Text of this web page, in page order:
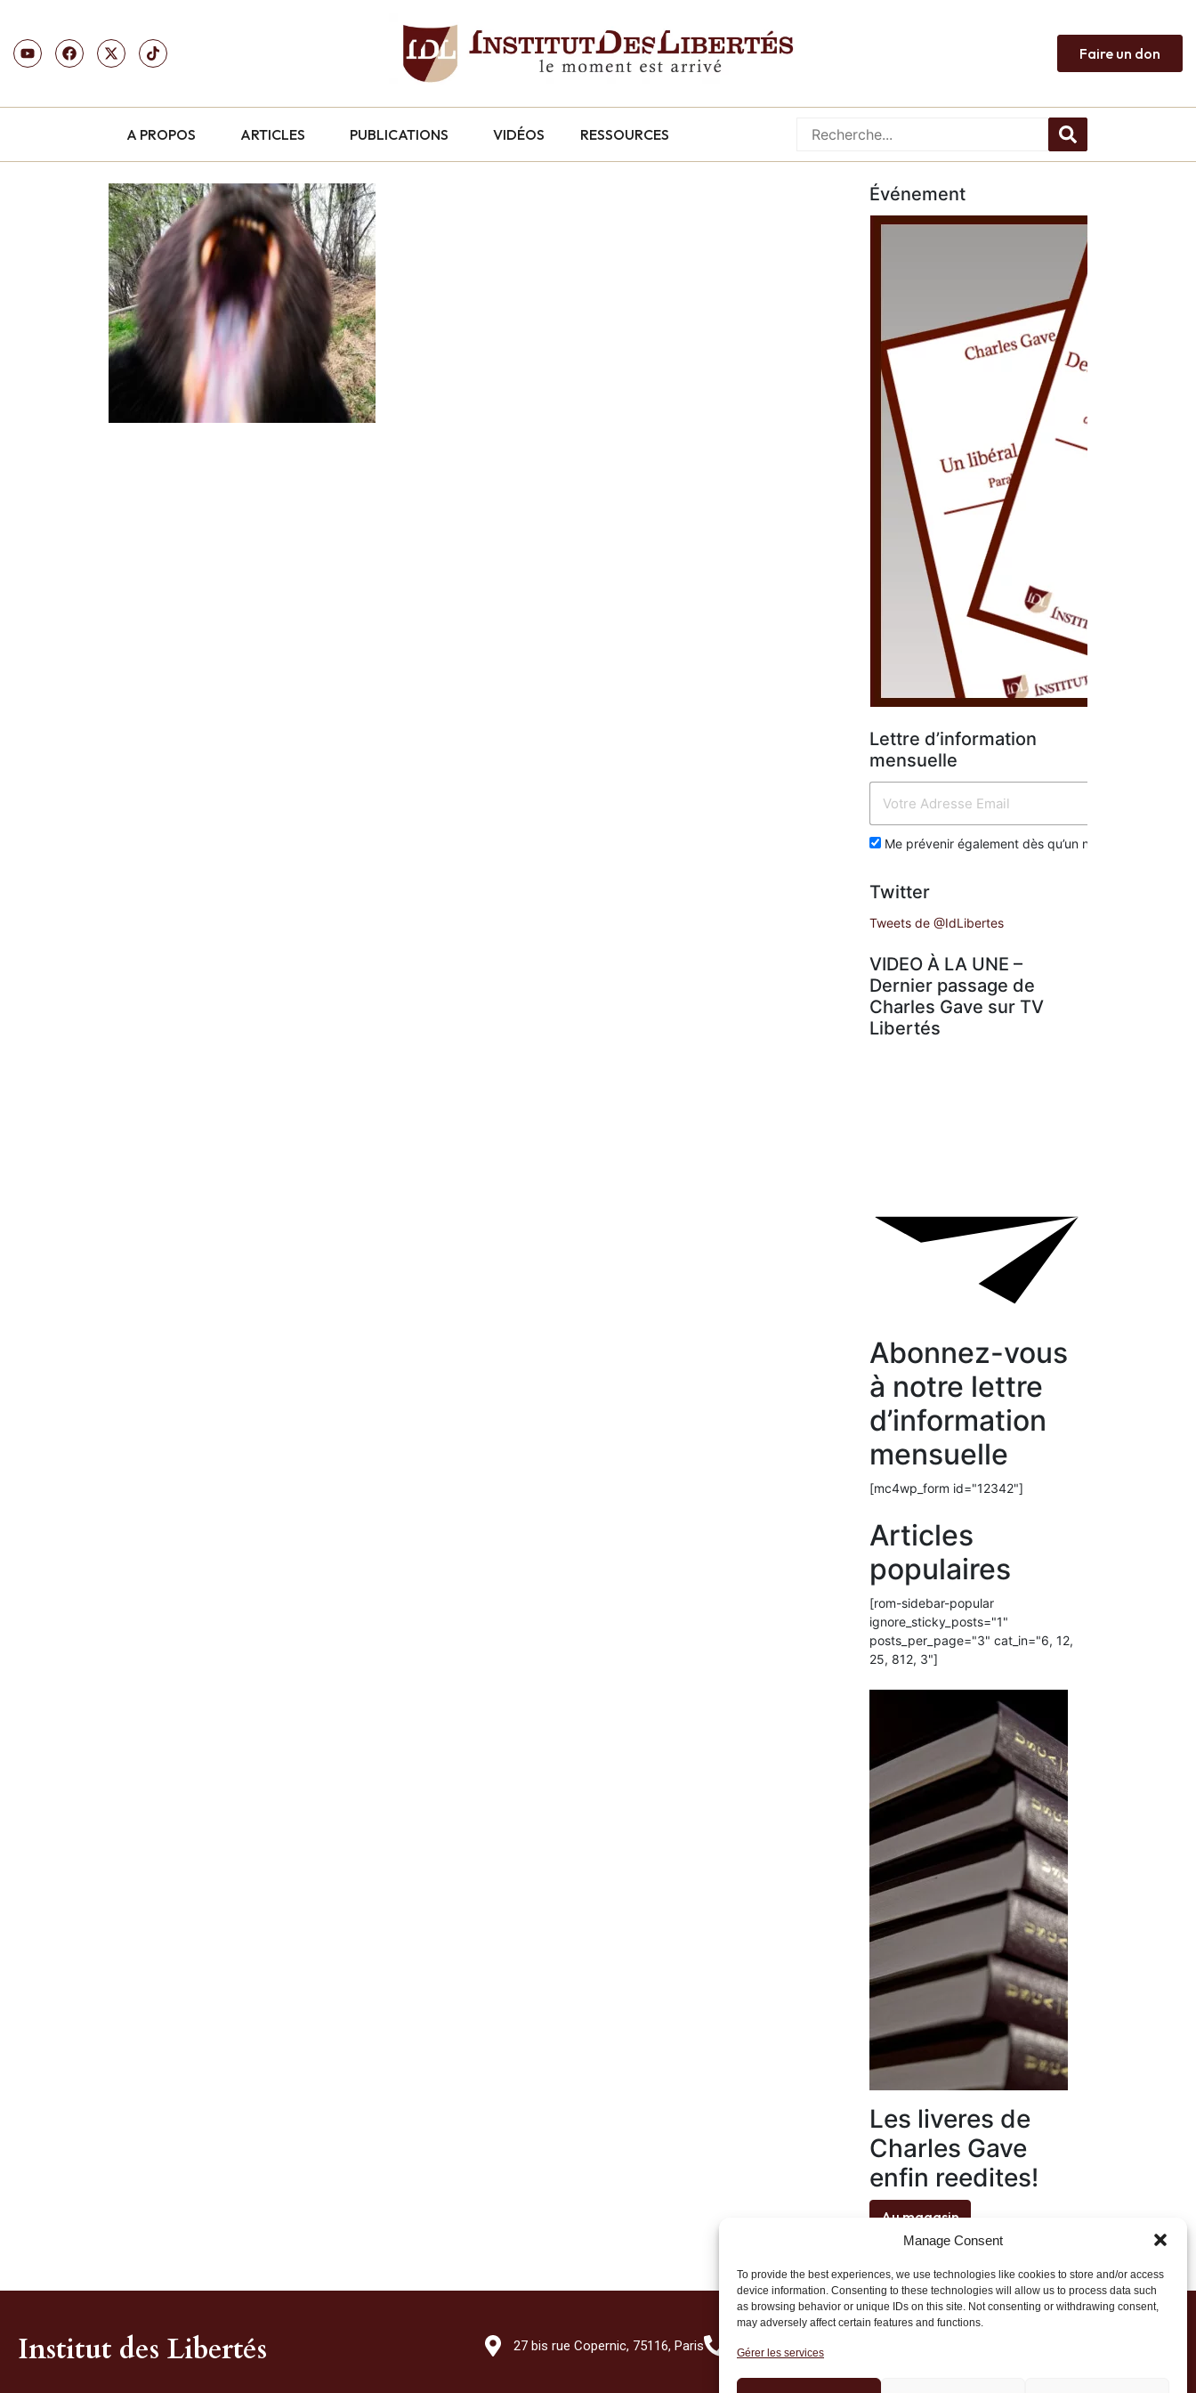
Manage Consent
To provide the best experiences, we use technologies like cookies to store and/or access
device information. Consenting to these technologies will allow us to process data such
as browsing behavior or unique IDs on this site. Not consenting or withdrawing consent,
may adversely affect certain features and functions.
Gérer les services
Faire un don
A PROPOS ARTICLES PUBLICATIONS VIDÉOS RESSOURCES
Événement
Lettre d’information
mensuelle
Me prévenir également dès qu’un nouvel article est
Twitter
Tweets de @IdLibertes
VIDEO À LA UNE –
Dernier passage de
Charles Gave sur TV
Libertés
Abonnez-vous
à notre lettre
d’information
mensuelle
[mc4wp_form id="12342"]
Articles
populaires
[rom-sidebar-popular
ignore_sticky_posts="1"
posts_per_page="3" cat_in="6, 12,
25, 812, 3"]
Les liveres de
Charles Gave
enfin reedites!
Au magasin
Institut des Libertés 27 bis rue Copernic, 75116, Paris +33 (0)1 71 20 45 39